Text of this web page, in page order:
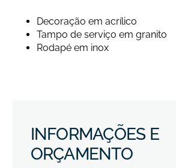
Decoração em acrílico
Tampo de serviço em granito
Rodapé em inox
INFORMAÇÕES E
ORÇAMENTO